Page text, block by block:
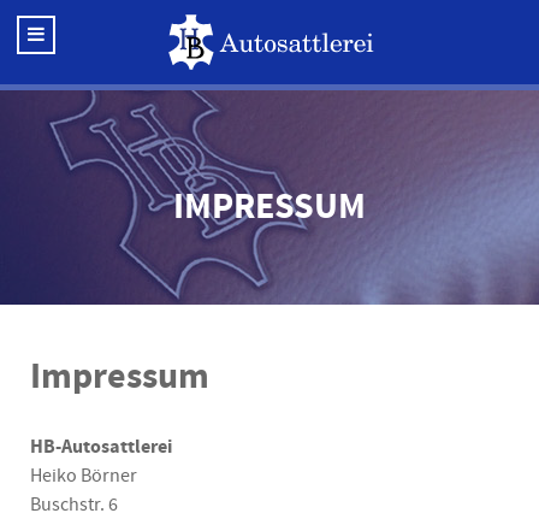
IMPRESSUM
Impressum
HB-Autosattlerei
Heiko Börner
Buschstr. 6